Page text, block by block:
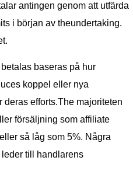
antingen genom att utfärda
i början av theundertaking.
baseras på hur
koppel eller nya
efforts.The majoriteten
försäljning som affiliate
så låg som 5%. Några
till handlarens